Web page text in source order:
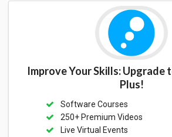
Improve Your Skills: Upgrade
Plus!
Software Courses
250+ Premium Videos
Live Virtual Events